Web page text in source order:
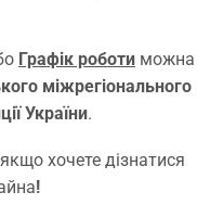
Графік роботи можна
міжрегіонального
України.
якщо хочете дізнатися
!